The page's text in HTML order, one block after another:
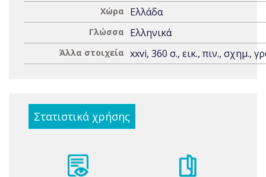
Χώρα Ελλάδα
Γλώσσα Ελληνικά
Άλλα στοιχεία xxvi, 360 σ., εικ., πιν., σχημ.,
Στατιστικά χρήσης